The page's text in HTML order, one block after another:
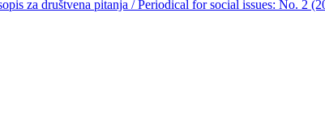
za društvena pitanja / Periodical for social issues: No. 2